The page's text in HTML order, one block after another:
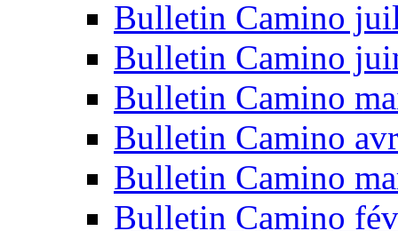
Bulletin Camino
Bulletin Camino
Bulletin Camino
Bulletin Camino
Bulletin Camino
Bulletin Camino